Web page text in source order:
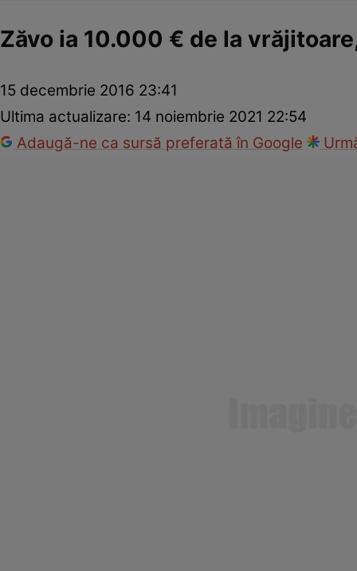
Zăvo ia 10.000 € de la
15 decembrie 2016 23:41
Ultima actualizare: 14 noiembrie 2021 22:54
Adaugă-ne ca sursă preferată în Google